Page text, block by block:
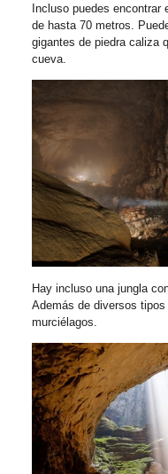
Incluso puedes encontrar
de hasta 70 metros.
gigantes de piedra caliza
cueva.
Hay incluso una jungla
Además de diversos
murciélagos.